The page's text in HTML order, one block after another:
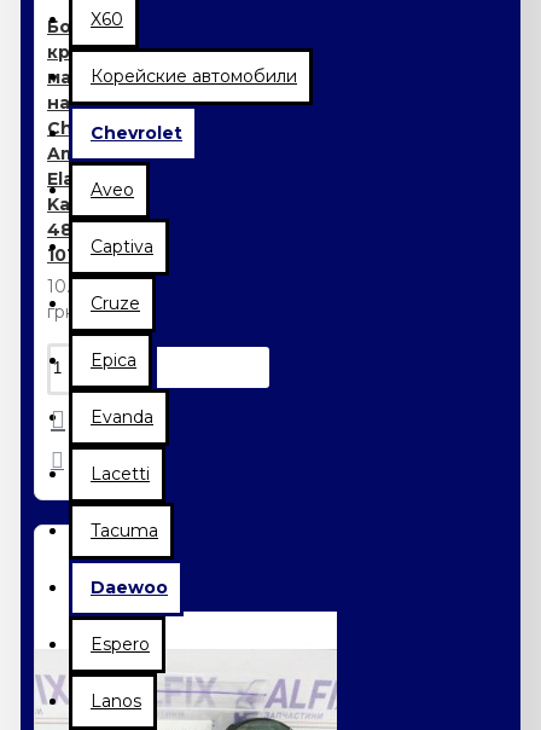
X60
Корейские автомобили
Chevrolet
Aveo
Captiva
Cruze
Epica
Evanda
Lacetti
Tacuma
Daewoo
Espero
Lanos
Болт
крепления
масляного
насоса
Chery
Amulet
Elara Jaggi
Karry QQ
480-
1011062
10.50
грн.